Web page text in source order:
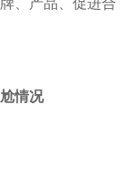
、产品、促进合
情况